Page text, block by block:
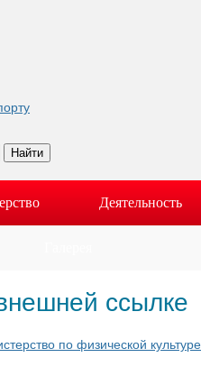
Деятельность
ссылке
по физической